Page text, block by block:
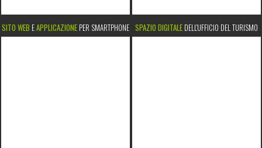
SITO WEB EAPPLICAZIONE PER SMARTPHONE SPAZIO DIGITALE DELL'UFFICIO DEL TURISMO